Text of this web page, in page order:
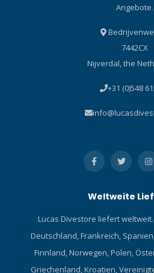
Angebote.
7442CX
Nijverdal, the
+31 (0)548
Weltweite
Lucas Divestore liefert
Deutschland, Frankreich,
Finnland, Norwegen, Polen,
Griechenland, Kroatien,